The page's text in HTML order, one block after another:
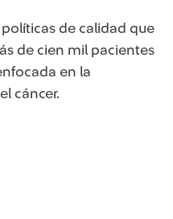
de calidad que
de cien mil pacientes
en la
cáncer.